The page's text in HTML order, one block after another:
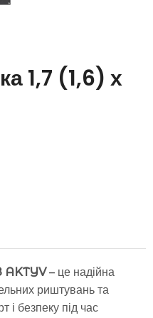
1,7 (1,6) х
AKTYV– це надійна
риштувань та
і безпеку під час